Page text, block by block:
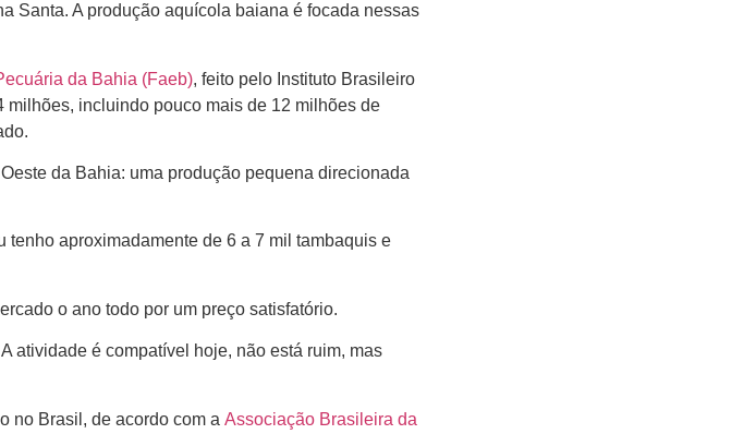
Santa. A produção aquícola baiana é focada nessas
da Bahia (Faeb), feito pelo Instituto Brasileiro
incluindo pouco mais de 12 milhões de
da Bahia: uma produção pequena direcionada
aproximadamente de 6 a 7 mil tambaquis e
o ano todo por um preço satisfatório.
atividade é compatível hoje, não está ruim, mas
no Brasil, de acordo com a Associação Brasileira da